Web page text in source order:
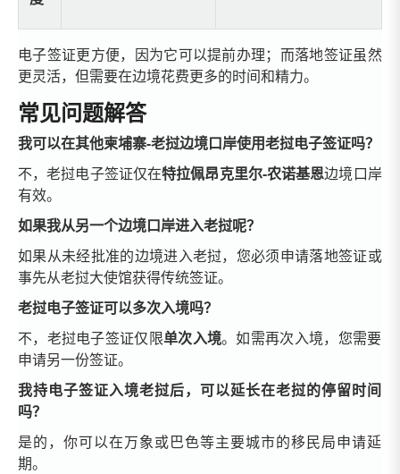
电子签证更方便，因为它可以提前办理；而落地签证虽然
更灵活，但需要在边境花费更多的时间和精力。
常见问题解答
我可以在其他柬埔寨-老挝边境口岸使用老挝电子签证吗？
不，老挝电子签证仅在特拉佩昂克里尔-农诺基恩边境口岸
有效。
如果我从另一个边境口岸进入老挝呢？
如果从未经批准的边境进入老挝，您必须申请落地签证或
事先从老挝大使馆获得传统签证。
老挝电子签证可以多次入境吗？
不，老挝电子签证仅限单次入境。如需再次入境，您需要
申请另一份签证。
我持电子签证入境老挝后，可以延长在老挝的停留时间
吗？
是的，你可以在万象或巴色等主要城市的移民局申请延
期。